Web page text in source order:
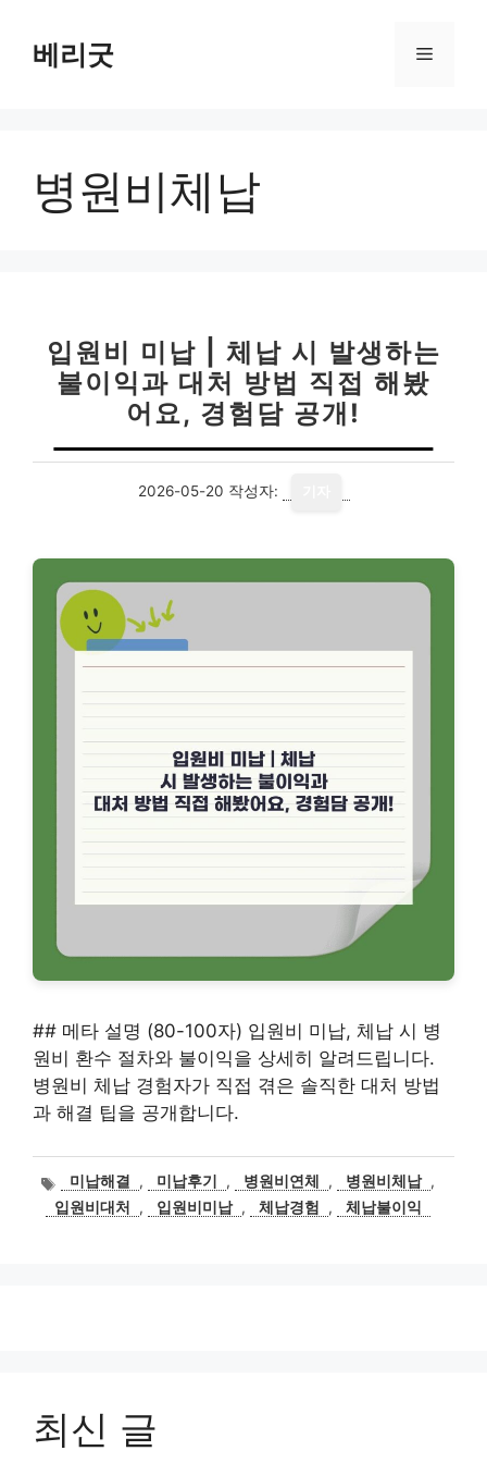
베리굿 메
병원비체납
입원비 미납 | 체납 시 발생하는
불이익과 대처 방법 직접 해봤
어요, 경험담 공개!
2026-05-20 작성자:
## 메타 설명 (80-100자) 입원비 미납, 체납 시 병
원비 환수 절차와 불이익을 상세히 알려드립니다.
병원비 체납 경험자가 직접 겪은 솔직한 대처 방법
과 해결 팁을 공개합니다.
태
그
미납해결 , 미납후기 , 병원비연체 , 병원비체납 ,
입원비대처
, 입원비미납 , 체납경험 , 체납불이익
최신 글